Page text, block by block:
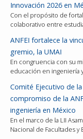
Innovación 2026 en
Con el propósito de
colaborativo entre
ANFEI fortalece la
gremio, la UMAI
En congruencia con su
educación en ingeniería
Comité Ejecutivo de
compromiso de la
ingeniería en México
En el marco de la LII
Nacional de Facultades y